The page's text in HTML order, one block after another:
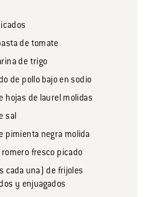
de tomate
de trigo
de pollo bajo en sodio
hojas de laurel molidas
sal
pimienta negra molida
romero fresco picado
cada una) de frijoles
y enjuagados